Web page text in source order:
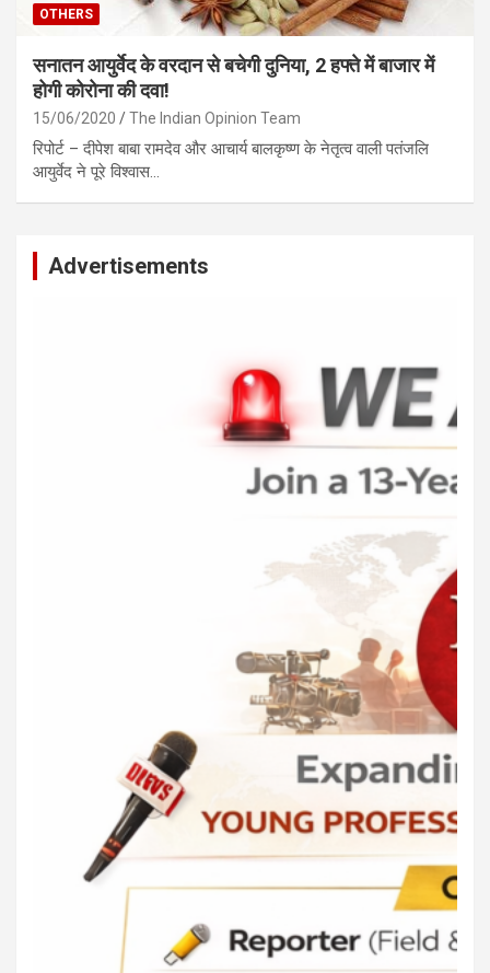
OTHERS
सनातन आयुर्वेद के वरदान से बचेगी दुनिया, 2 हफ्ते में बाजार में
होगी कोरोना की दवा!
15/06/2020 The Indian Opinion Team
रिपोर्ट – दीपेश बाबा रामदेव और आचार्य बालकृष्ण के नेतृत्व वाली पतंजलि
आयुर्वेद ने पूरे विश्वास…
Advertisements